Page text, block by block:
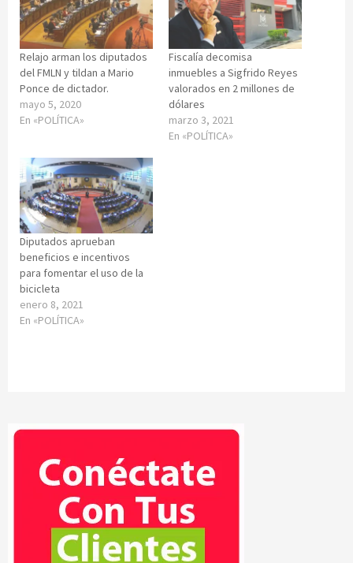
Relajo arman los diputados
del FMLN y tildan a Mario
Ponce de dictador.
mayo 5, 2020
En «POLÍTICA»
Fiscalía decomisa
inmuebles a Sigfrido Reyes
valorados en 2 millones de
dólares
marzo 3, 2021
En «POLÍTICA»
Diputados aprueban
beneficios e incentivos
para fomentar el uso de la
bicicleta
enero 8, 2021
En «POLÍTICA»